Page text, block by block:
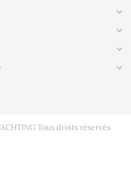




Tous droits réservés